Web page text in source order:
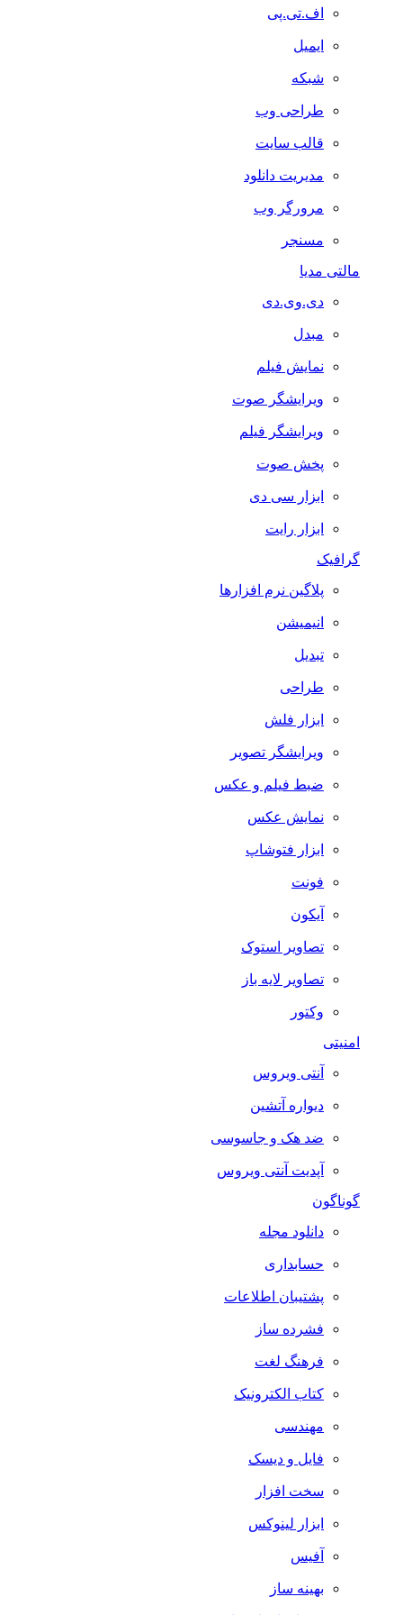
اف.تی.پی
ایمیل
شبکه
طراحی وب
قالب سایت
مدیریت دانلود
مرورگر وب
مسنجر
مالتی مدیا
دی.وی.دی
مبدل
نمایش فیلم
ویرایشگر صوت
ویرایشگر فیلم
پخش صوت
ابزار سی دی
ابزار رایت
گرافیک
پلاگین نرم افزارها
انیمیشن
تبدیل
طراحی
ابزار فلش
ویرایشگر تصویر
ضبط فيلم و عكس
نمایش عکس
ابزار فتوشاپ
فونت
آیکون
تصاویر استوک
تصاویر لایه باز
وکتور
آنتی ویروس
دیواره آتشین
ضد هک و جاسوسی
آپدیت آنتی ویروس
گوناگون
دانلود مجله
حسابداری
پشتیبان اطلاعات
فشرده ساز
فرهنگ لغت
کتاب الکترونیک
مهندسی
فایل و دیسک
سخت افزار
ابزار لینوکس
آفیس
بهینه ساز